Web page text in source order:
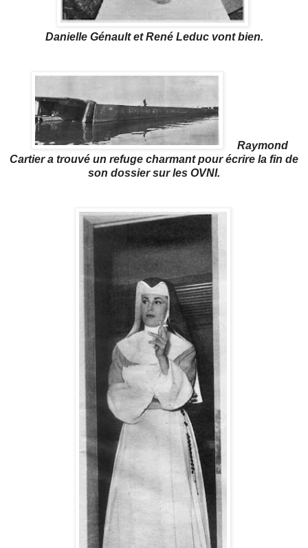
Danielle Génault et René Leduc vont bien.
Raymond
Cartier a trouvé un refuge charmant pour écrire la fin de
son dossier sur les OVNI.